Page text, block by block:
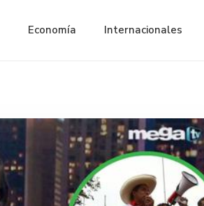
Economía Internacionales